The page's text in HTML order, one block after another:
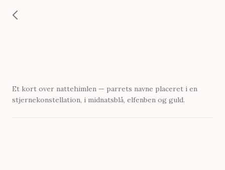
Et kort over nattehimlen — parrets navne placeret i en
stjernekonstellation, i midnatsblå, elfenben og guld.